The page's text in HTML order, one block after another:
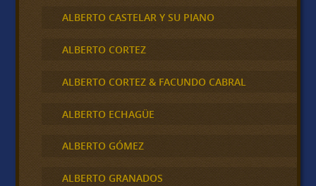
ALBERTO CASTELAR Y SU PIANO
ALBERTO CORTEZ
ALBERTO CORTEZ & FACUNDO CABRAL
ALBERTO ECHAGÜE
ALBERTO GÓMEZ
ALBERTO GRANADOS